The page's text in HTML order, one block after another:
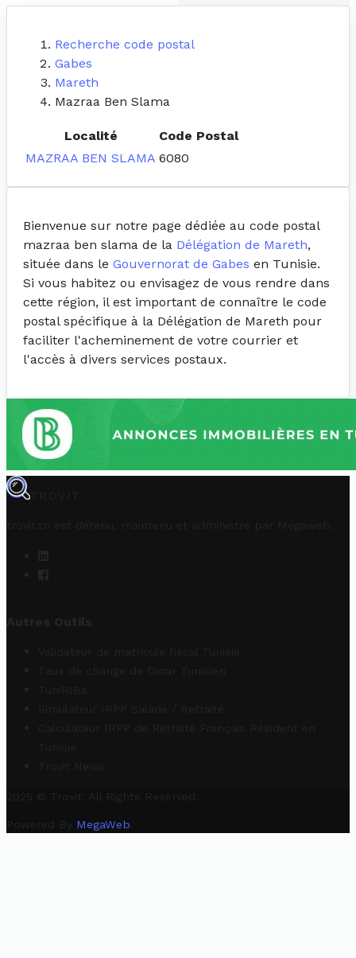
Recherche code postal
Gabes
Mareth
Mazraa Ben Slama
Localité
Code Postal
MAZRAA BEN SLAMA 6080
Bienvenue sur notre page dédiée au code postal
mazraa ben slama de la Délégation de Mareth,
située dans le Gouvernorat de Gabes en Tunisie.
Si vous habitez ou envisagez de vous rendre dans
cette région, il est important de connaître le code
postal spécifique à la Délégation de Mareth pour
faciliter l'acheminement de votre courrier et
l'accès à divers services postaux.
TROVIT
trovit.tn est détenu, maintenu et administré par Megaweb
Autres Outils
Validateur de matricule fiscal Tunisie
Taux de change de Dinar Tunisien
TuniRIBs
Simulateur IRPP Salarié / Retraité
Calculateur IRPP de Retraité Français Résident en
Tunisie
Trovit News
2025 © Trovit. All Rights Reserved.
Powered By MegaWeb